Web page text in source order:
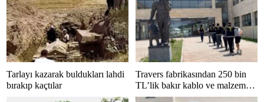
Tarlayı kazarak buldukları lahdi
bırakıp kaçtılar
Travers fabrikasından 250 bin
TL’lik bakır kablo ve malzeme
çalan 5 kişi tutuklandı